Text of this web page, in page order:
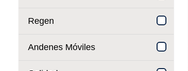
Regen
Andenes Móviles